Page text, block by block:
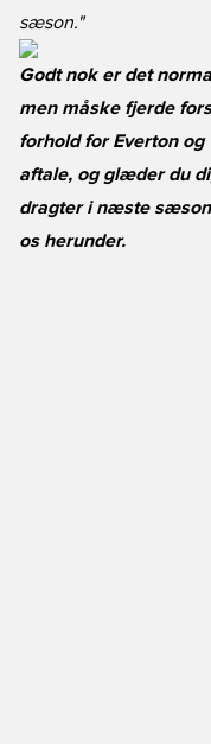
sæson."
Godt nok er det
men måske fjerde
forhold for Everton
aftale, og glæder du
dragter i næste
os herunder.